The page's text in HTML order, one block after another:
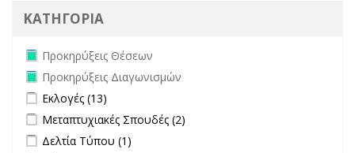
ΚΑΤΗΓΟΡΙΑ
Remove Προκηρύξεις Θέσεων filter
Προκηρύξεις Θέσεων
Remove Προκηρύξεις Διαγωνισμών filter
Προκηρύξεις Διαγωνισμών
Apply Εκλογές filter
Εκλογές (13)
Apply Μεταπτυχιακές Σπουδές filter
Μεταπτυχιακές Σπουδές (2)
Apply Δελτία Τύπου filter
Δελτία Τύπου (1)